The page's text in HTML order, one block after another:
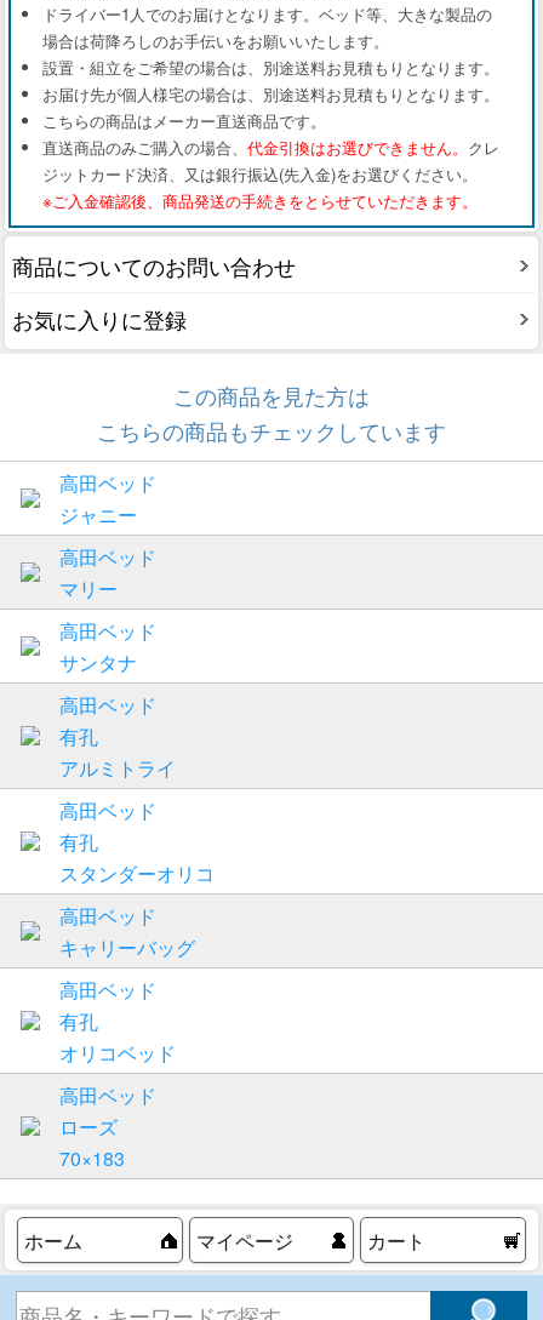
ドライバー1人でのお届けとなります。ベッド等、大きな製品の
場合は荷降ろしのお手伝いをお願いいたします。
設置・組立をご希望の場合は、別途送料お見積もりとなります。
お届け先が個人様宅の場合は、別途送料お見積もりとなります。
こちらの商品はメーカー直送商品です。
直送商品のみご購入の場合、 代金引換はお選びできません。 クレ
ジットカード決済、又は銀行振込(先入金)をお選びください。
※ご入金確認後、商品発送の手続きをとらせていただきます。
商品についてのお問い合わせ
お気に入りに登録
この商品を見た方は
こちらの商品もチェックしています
高田ベッド
ジャニー
高田ベッド
マリー
高田ベッド
サンタナ
高田ベッド
有孔
アルミトライ
高田ベッド
有孔
スタンダーオリコ
高田ベッド
キャリーバッグ
高田ベッド
有孔
オリコベッド
高田ベッド
ローズ
70×183
ホーム マイページ カート